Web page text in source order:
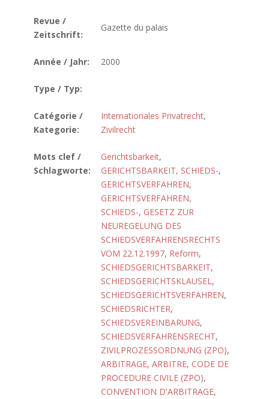
Revue /
Zeitschrift:
Gazette du palais
Année / Jahr: 2000
Type / Typ:
Catégorie /
Kategorie:
Internationales Privatrecht,
Zivilrecht
Mots clef /
Schlagworte:
Gerichtsbarkeit,
GERICHTSBARKEIT, SCHIEDS-,
GERICHTSVERFAHREN,
GERICHTSVERFAHREN,
SCHIEDS-, GESETZ ZUR
NEUREGELUNG DES
SCHIEDSVERFAHRENSRECHTS
VOM 22.12.1997, Reform,
SCHIEDSGERICHTSBARKEIT,
SCHIEDSGERICHTSKLAUSEL,
SCHIEDSGERICHTSVERFAHREN,
SCHIEDSRICHTER,
SCHIEDSVEREINBARUNG,
SCHIEDSVERFAHRENSRECHT,
ZIVILPROZESSORDNUNG (ZPO),
ARBITRAGE, ARBITRE, CODE DE
PROCEDURE CIVILE (ZPO),
CONVENTION D'ARBITRAGE,